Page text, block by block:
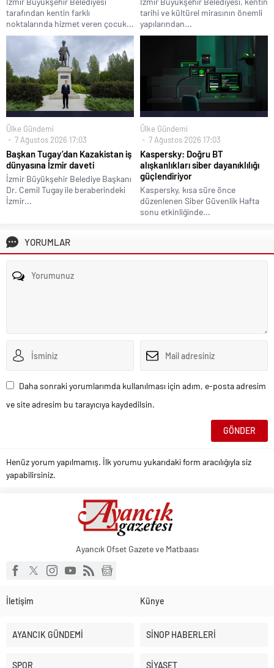
tarafından kentin farklı
noktalarında hizmet veren çocuk...
tarihi ve kültürel mirasının önemli
yapılarından...
Ülke Gündemi
7 Ağustos 2026 17:03
Başkan Tugay’dan Kazakistan iş
dünyasına İzmir daveti
İzmir Büyükşehir Belediye Başkanı
Dr. Cemil Tugay ile beraberindeki
İzmir...
Ülke Gündemi
7 Ağustos 2026 17:03
Kaspersky: Doğru BT
alışkanlıkları siber dayanıklılığı
güçlendiriyor
Kaspersky, kısa süre önce
düzenlenen Siber Güvenlik Hafta
sonu etkinliğinde...
YORUMLAR
Daha sonraki yorumlarımda kullanılması için adım, e-posta adresim
ve site adresim bu tarayıcıya kaydedilsin.
Henüz yorum yapılmamış. İlk yorumu yukarıdaki form aracılığıyla siz
yapabilirsiniz.
Ayancık Ofset Gazete ve Matbaası
İletişim Künye
AYANCIK GÜNDEMİ SİNOP HABERLERİ
SPOR SİYASET